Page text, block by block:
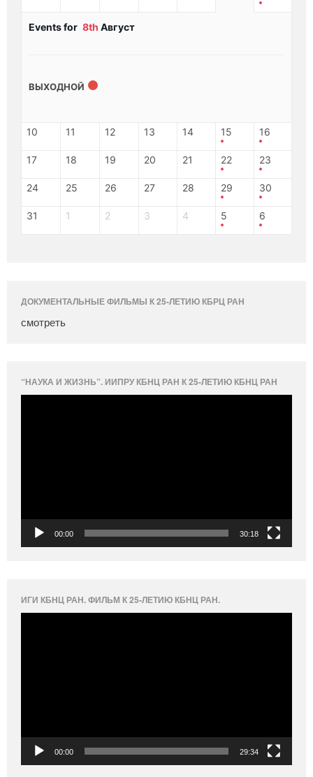
Events for 8th Август
ВЫХОДНОЙ
10 11 12 13 14 15 16
17 18 19 20 21 22 23
24 25 26 27 28 29 30
31 1 2 3 4 5 6
ДОКУМЕНТАЛЬНЫЕ ФИЛЬМЫ К 25-ЛЕТИЮ КБРЦ РАН
смотреть
“НАУКА И ЖИЗНЬ”. ИИПРУ КБНЦ РАН К 25-ЛЕТИЮ КБНЦ РАН
00:00 30:18
ИГИ КБНЦ РАН. ФИЛЬМ К 25-ЛЕТИЮ КБНЦ РАН.
00:00 29:34